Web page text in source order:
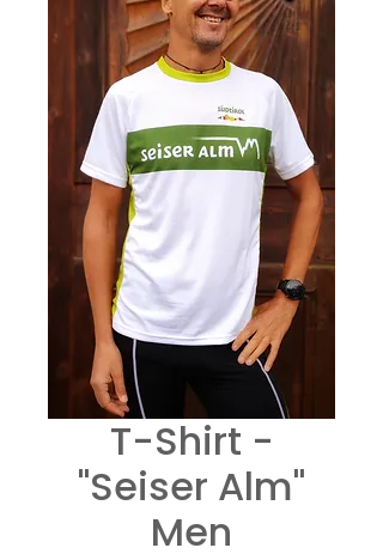
T-Shirt -
"Seiser Alm"
Men